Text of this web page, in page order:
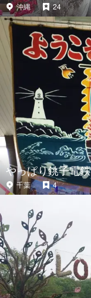
沖縄 24
やっぱり銚子電鉄
千葉 4